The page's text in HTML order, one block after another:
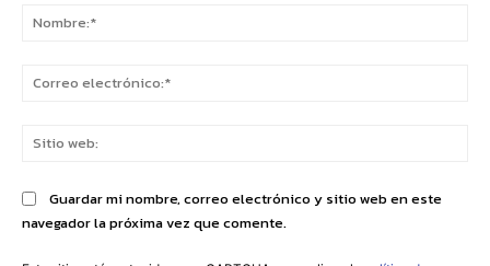
Guardar mi nombre, correo electrónico y sitio web en este
navegador la próxima vez que comente.